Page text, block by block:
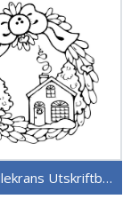
Gratis Julekrans Utskriftbar